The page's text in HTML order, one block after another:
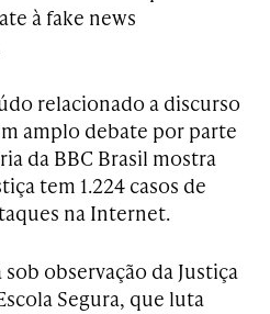
à fake news
relacionado a discurso
amplo debate por parte
da BBC Brasil mostra
tem 1.224 casos de
na Internet.
observação da Justiça
Segura, que luta